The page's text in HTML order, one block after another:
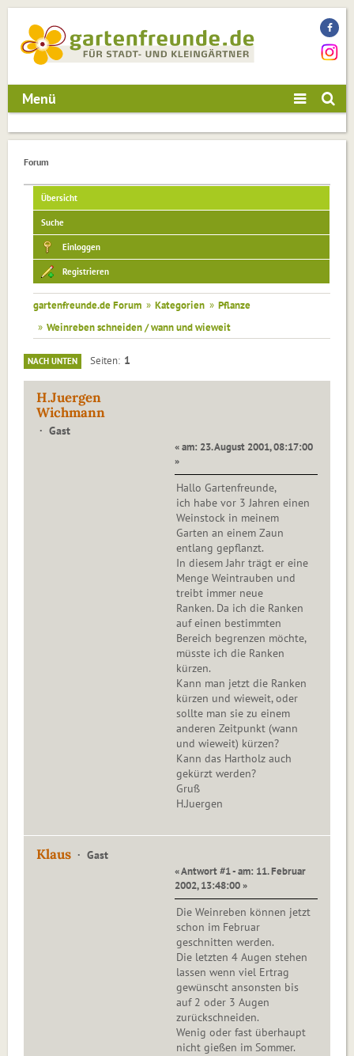
Menü
Forum
Übersicht
Suche
Einloggen
Registrieren
gartenfreunde.de Forum » Kategorien » Pflanze
» Weinreben schneiden / wann und wieweit
NACH UNTEN Seiten 1
H.Juergen
Wichmann
Gast
« am: 23. August 2001, 08:17:00
»
Hallo Gartenfreunde,
ich habe vor 3 Jahren einen
Weinstock in meinem
Garten an einem Zaun
entlang gepflanzt.
In diesem Jahr trägt er eine
Menge Weintrauben und
treibt immer neue
Ranken. Da ich die Ranken
auf einen bestimmten
Bereich begrenzen möchte,
müsste ich die Ranken
kürzen.
Kann man jetzt die Ranken
kürzen und wieweit, oder
sollte man sie zu einem
anderen Zeitpunkt (wann
und wieweit) kürzen?
Kann das Hartholz auch
gekürzt werden?
Gruß
H.Juergen
Klaus Gast
« Antwort #1 - am: 11. Februar
2002, 13:48:00 »
Die Weinreben können jetzt
schon im Februar
geschnitten werden.
Die letzten 4 Augen stehen
lassen wenn viel Ertrag
gewünscht ansonsten bis
auf 2 oder 3 Augen
zurückschneiden.
Wenig oder fast überhaupt
nicht gießen im Sommer.